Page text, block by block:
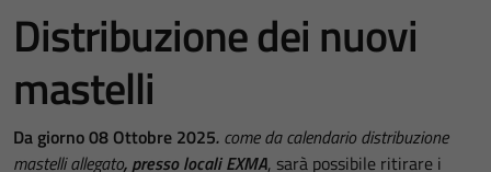
Distribuzione dei nuovi
mastelli
Da giorno 08 Ottobre 2025. come da calendario distribuzione
mastelli allegato, presso locali EXMA, sarà possibile ritirare i